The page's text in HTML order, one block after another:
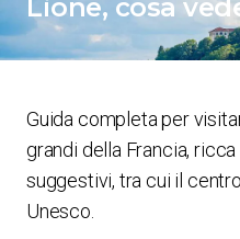
Lione, cosa
Guida completa per
grandi della Francia,
suggestivi, tra cui il
Unesco.